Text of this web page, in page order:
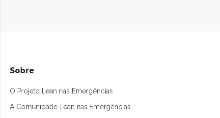
Sobre
O Projeto Lean nas Emergências
A Comunidade Lean nas Emergências